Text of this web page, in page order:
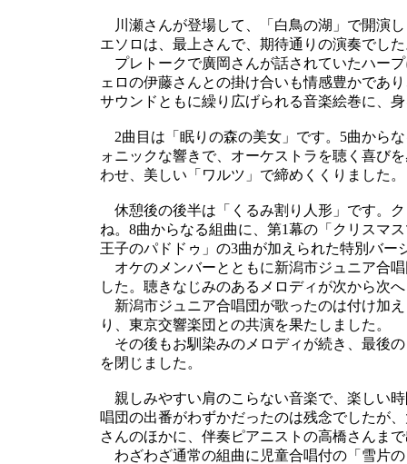
川瀬さんが登場して、「白鳥の湖」で開演
エソロは、最上さんで、期待通りの演奏でし
プレトークで廣岡さんが話されていたハー
ェロの伊藤さんとの掛け合いも情感豊かであ
サウンドともに繰り広げられる音楽絵巻に、
2曲目は「眠りの森の美女」です。5曲から
ォニックな響きで、オーケストラを聴く喜び
わせ、美しい「ワルツ」で締めくくりました。
休憩後の後半は「くるみ割り人形」です。
ね。8曲からなる組曲に、第1幕の「クリスマ
王子のパドドゥ」の3曲が加えられた特別バー
オケのメンバーとともに新潟市ジュニア合
した。聴きなじみのあるメロディが次から次
新潟市ジュニア合唱団が歌ったのは付け加
り、東京交響楽団との共演を果たしました。
その後もお馴染みのメロディが続き、最後
を閉じました。
親しみやすい肩のこらない音楽で、楽しい
唱団の出番がわずかだったのは残念でしたが
さんのほかに、伴奏ピアニストの高橋さんま
わざわざ通常の組曲に児童合唱付の「雪片